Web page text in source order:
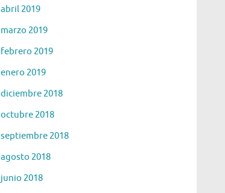
abril 2019
marzo 2019
febrero 2019
enero 2019
diciembre 2018
octubre 2018
septiembre 2018
agosto 2018
junio 2018